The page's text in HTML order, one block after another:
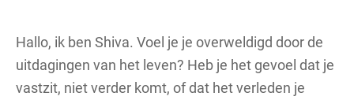
Hallo, ik ben Shiva. Voel je je overweldigd door de
uitdagingen van het leven? Heb je het gevoel dat je
vastzit, niet verder komt, of dat het verleden je